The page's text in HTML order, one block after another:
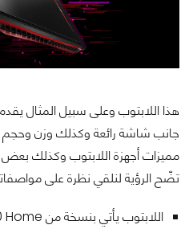
هذا اللابتوب وعلى سبيل المثال
جانب شاشة رائعة وكذلك وزن وحجم
مميزات أجهزة اللابتوب وكذلك بعض
تضّح الرؤية لنلقي نظرة على
اللابتوب يأتي بنسخة من Windows 10 Home.